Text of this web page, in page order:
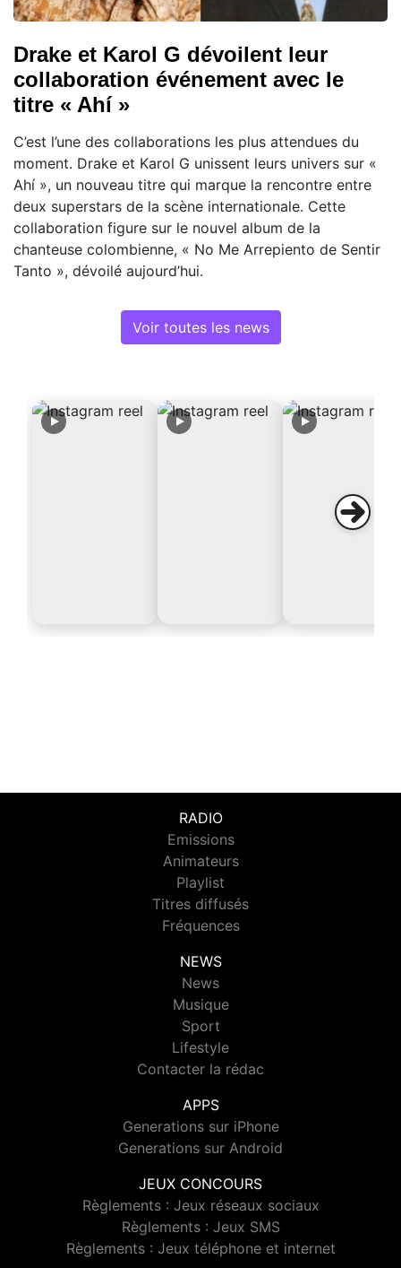
Drake et Karol G dévoilent leur
collaboration événement avec le
titre « Ahí »
C’est l’une des collaborations les plus attendues du
moment. Drake et Karol G unissent leurs univers sur «
Ahí », un nouveau titre qui marque la rencontre entre
deux superstars de la scène internationale. Cette
collaboration figure sur le nouvel album de la
chanteuse colombienne, « No Me Arrepiento de Sentir
Tanto », dévoilé aujourd’hui.
Voir toutes les news
RADIO
Emissions
Animateurs
Playlist
Titres diffusés
Fréquences
NEWS
News
Musique
Sport
Lifestyle
Contacter la rédac
APPS
Generations sur iPhone
Generations sur Android
JEUX CONCOURS
Règlements : Jeux réseaux sociaux
Règlements : Jeux SMS
Règlements : Jeux téléphone et internet